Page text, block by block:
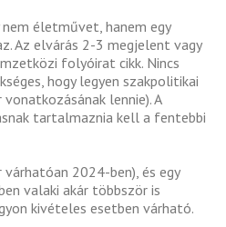
életművet, hanem egy
Az elvárás 2-3 megjelent vagy
folyóirat cikk. Nincs
hogy legyen szakpolitikai
lennie). A
tartalmaznia kell a fentebbi
2024-ben), és egy
valaki akár többször is
kivételes esetben várható.